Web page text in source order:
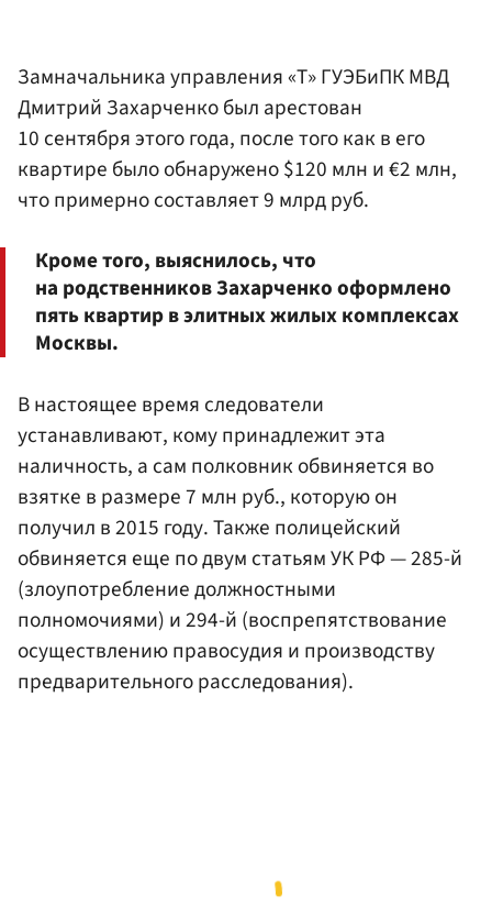
Замначальника управления «Т» ГУЭБиПК МВД
Дмитрий Захарченко был арестован
10 сентября этого года, после того как в его
квартире было обнаружено $120 млн и €2 млн,
что примерно составляет 9 млрд руб.
Кроме того, выяснилось, что
на родственников Захарченко оформлено
пять квартир в элитных жилых комплексах
Москвы.
В настоящее время следователи
устанавливают, кому принадлежит эта
наличность, а сам полковник обвиняется во
взятке в размере 7 млн руб., которую он
получил в 2015 году. Также полицейский
обвиняется еще по двум статьям УК РФ — 285-й
(злоупотребление должностными
полномочиями) и 294-й (воспрепятствование
осуществлению правосудия и производству
предварительного расследования).